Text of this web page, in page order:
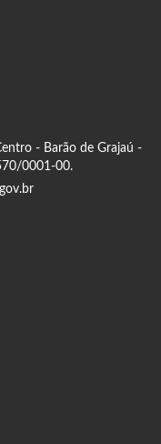
- Barão de Grajaú -
0001-00.